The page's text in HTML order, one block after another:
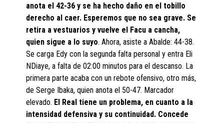
anota el 42-36 y se ha hecho daño en el tobillo
derecho al caer. Esperemos que no sea grave. Se
retira a vestuarios y vuelve el Facu a cancha,
quien sigue a lo suyo. Ahora, asiste a Abalde: 44-38.
Se carga Edy con la segunda falta personal y entra Eli
NDiaye, a falta de 02:00 minutos para el descanso. La
primera parte acaba con un rebote ofensivo, otro más,
de Serge Ibaka, quien anota el 50-47. Marcador
elevado. El Real tiene un problema, en cuanto a la
intensidad defensiva y su continuidad. Concede